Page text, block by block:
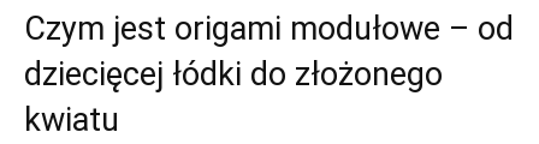
Czym jest origami modułowe – od
dziecięcej łódki do złożonego
kwiatu